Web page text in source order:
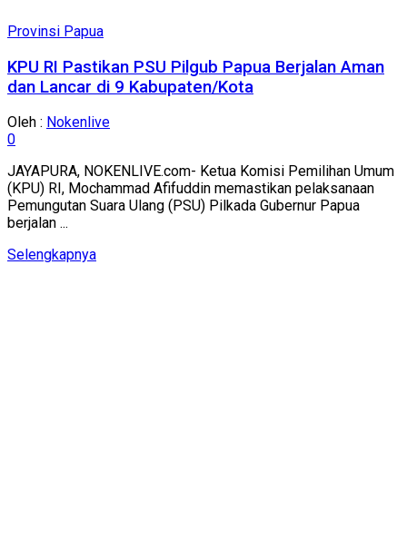
Provinsi Papua
KPU RI Pastikan PSU Pilgub Papua Berjalan Aman
dan Lancar di 9 Kabupaten/Kota
Oleh : Nokenlive
0
JAYAPURA, NOKENLIVE.com- Ketua Komisi Pemilihan Umum
(KPU) RI, Mochammad Afifuddin memastikan pelaksanaan
Pemungutan Suara Ulang (PSU) Pilkada Gubernur Papua
berjalan ...
SelengkapnyaDetails